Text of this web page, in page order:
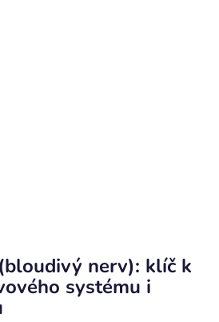
nerv): klíč k
systému i